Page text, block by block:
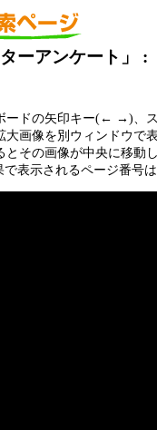
ターアンケート
ードの矢印キー(← →)、
画像を別ウィンドウで表
その画像が中央に移動し
表示されるページ番号